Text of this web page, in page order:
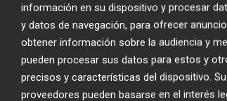
tal posibilidad al Levante,
De hecho, según informó el club en
por el Comité de Competición a
entidad por el hecho de que los
invitó a visitar las instalaciones del
información en su dispositivo y procesar
y datos de navegación, para ofrecer
obtener información sobre la audiencia y
pueden procesar sus datos para estos y
precisos y características del dispositivo.
proveedores pueden basarse en el interés